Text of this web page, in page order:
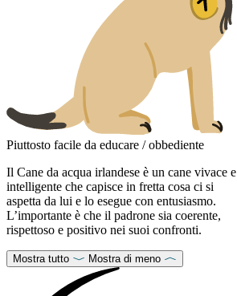
Piuttosto facile da educare / obbediente
Il Cane da acqua irlandese è un cane vivace e
intelligente che capisce in fretta cosa ci si
aspetta da lui e lo esegue con entusiasmo.
L’importante è che il padrone sia coerente,
rispettoso e positivo nei suoi confronti.
Mostra tutto Mostra di meno